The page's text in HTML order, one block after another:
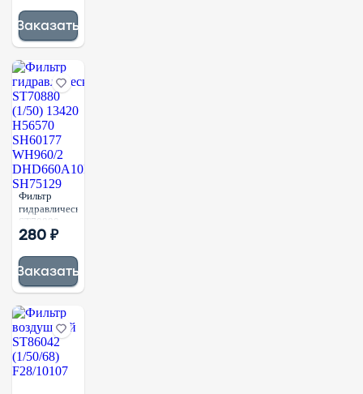
HLX-5860
FC318J FC-
318J FC318
Заказать
Фильтр
гидравлический
ST70880
(1/50) 13420
SH60177
WH960/2
DHD660A10B
280 ₽
Заказать